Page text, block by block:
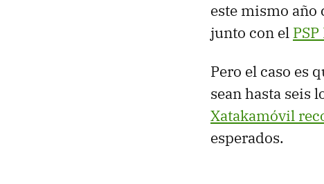
este mismo año
junto con el PSP
Pero el caso es
sean hasta seis
Xatakamóvil
esperados.